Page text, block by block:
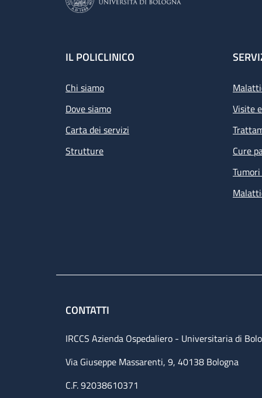
Footer
IL POLICLINICO
Chi siamo
Dove siamo
Carta dei servizi
Strutture
Visite
Cure
CONTATTI
IRCCS Azienda Ospedaliero - Universitaria di
Via Giuseppe Massarenti, 9, 40138 Bologna
C.F. 92038610371